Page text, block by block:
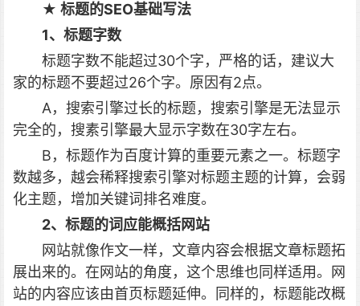
★ 标题的SEO基础写法
1、标题字数
标题字数不能超过30个字，严格的话，建议大
家的标题不要超过26个字。原因有2点。
A，搜索引擎过长的标题，搜索引擎是无法显示
完全的，搜素引擎最大显示字数在30字左右。
B，标题作为百度计算的重要元素之一。标题字
数越多，越会稀释搜索引擎对标题主题的计算，会弱
化主题，增加关键词排名难度。
2、标题的词应能概括网站
网站就像作文一样，文章内容会根据文章标题拓
展出来的。在网站的角度，这个思维也同样适用。网
站的内容应该由首页标题延伸。同样的，标题能改概